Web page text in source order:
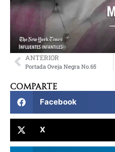
ANTERIOR
Portada Oveja Negra No.65
Comparte
Facebook
X